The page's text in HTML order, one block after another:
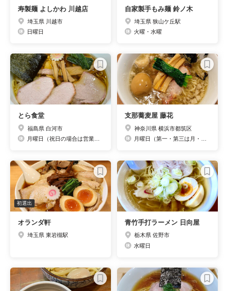
寿製麺 よしかわ 川越店
埼玉県 川越市
日曜日
自家製手もみ麺 鈴ノ木
埼玉県 狭山ケ丘駅
火曜・水曜
とら食堂
福島県 白河市
支那蕎麦屋 藤花
神奈川県 横浜市都筑区
初選出
オランダ軒
埼玉県 東岩槻駅
青竹手打ラーメン 日向屋
栃木県 佐野市
水曜日